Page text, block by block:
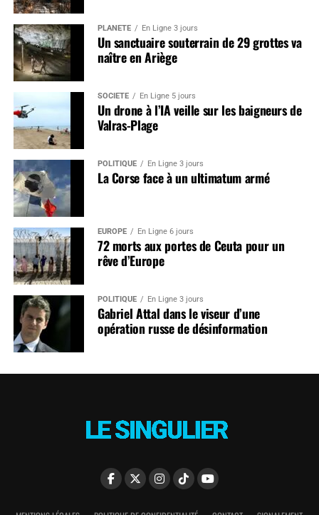
PLANÈTE En Ligne 3 jours
Un sanctuaire souterrain de 29 grottes va
naître en Ariège
SOCIÉTÉ En Ligne 5 jours
Un drone à l’IA veille sur les baigneurs de
Valras-Plage
POLITIQUE En Ligne 3 jours
La Corse face à un ultimatum armé
EUROPE En Ligne 6 jours
72 morts aux portes de Ceuta pour un
rêve d’Europe
POLITIQUE En Ligne 3 jours
Gabriel Attal dans le viseur d’une
opération russe de désinformation